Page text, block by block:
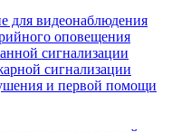
для видеонаблюдения
оповещения
сигнализации
сигнализации
и первой помощи